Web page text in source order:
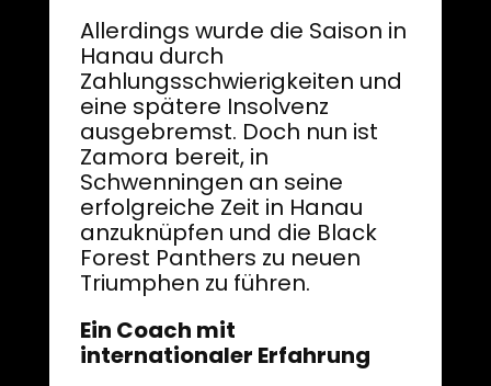
Allerdings wurde die Saison in
Hanau durch
Zahlungsschwierigkeiten und
eine spätere Insolvenz
ausgebremst. Doch nun ist
Zamora bereit, in
Schwenningen an seine
erfolgreiche Zeit in Hanau
anzuknüpfen und die Black
Forest Panthers zu neuen
Triumphen zu führen.
Ein Coach mit
internationaler Erfahrung